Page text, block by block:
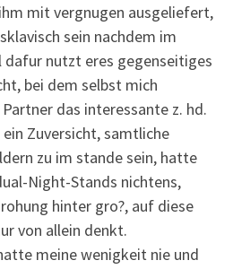
mit vergnugen ausgeliefert,
sein nachdem im
dafur nutzt eres gegenseitiges
bei dem selbst mich
das interessante z. hd.
Zuversicht, samtliche
zu im stande sein, hatte
Night-Stands nichtens,
hinter gro?, auf diese
von allein denkt.
meine wenigkeit nie und